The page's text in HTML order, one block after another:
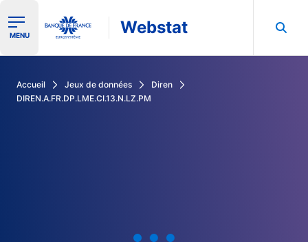
Ouvrir le menu de navigation
MENU Webstat
Accueil Jeux de données
Diren
DIREN.A.FR.DP.LME.CI.13.N.LZ.PM